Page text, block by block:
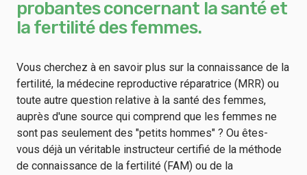
probantes concernant la santé et
la fertilité des femmes.
Vous cherchez à en savoir plus sur la connaissance de la
fertilité, la médecine reproductive réparatrice (MRR) ou
toute autre question relative à la santé des femmes,
auprès d'une source qui comprend que les femmes ne
sont pas seulement des "petits hommes" ? Ou êtes-
vous déjà un véritable instructeur certifié de la méthode
de connaissance de la fertilité (FAM) ou de la